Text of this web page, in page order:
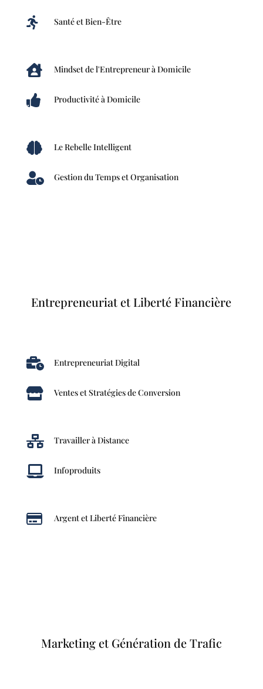
 Santé et Bien-Être
 Mindset de l'Entrepreneur à Domicile
 Productivité à Domicile
 Le Rebelle Intelligent
 Gestion du Temps et Organisation
Entrepreneuriat et Liberté Financière
 Entrepreneuriat Digital
 Ventes et Stratégies de Conversion
 Travailler à Distance
 Infoproduits
 Argent et Liberté Financière
Marketing et Génération de Trafic